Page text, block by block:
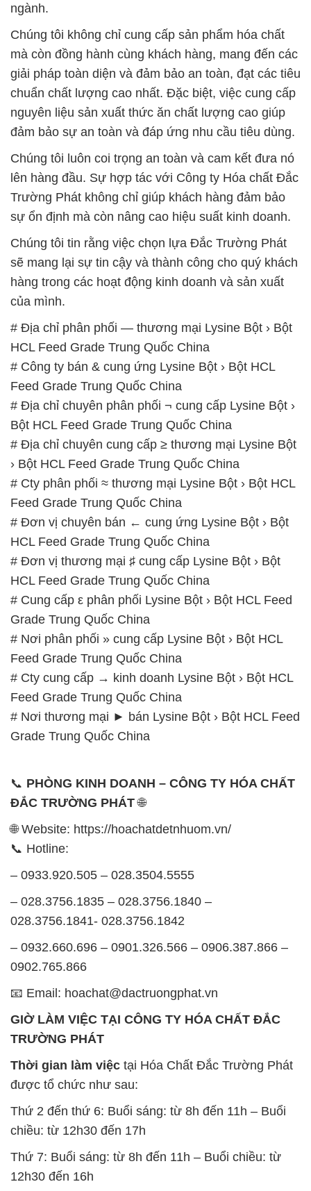
ngành.
Chúng tôi không chỉ cung cấp sản phẩm hóa chất
mà còn đồng hành cùng khách hàng, mang đến các
giải pháp toàn diện và đảm bảo an toàn, đạt các tiêu
chuẩn chất lượng cao nhất. Đặc biệt, việc cung cấp
nguyên liệu sản xuất thức ăn chất lượng cao giúp
đảm bảo sự an toàn và đáp ứng nhu cầu tiêu dùng.
Chúng tôi luôn coi trọng an toàn và cam kết đưa nó
lên hàng đầu. Sự hợp tác với Công ty Hóa chất Đắc
Trường Phát không chỉ giúp khách hàng đảm bảo
sự ổn định mà còn nâng cao hiệu suất kinh doanh.
Chúng tôi tin rằng việc chọn lựa Đắc Trường Phát
sẽ mang lại sự tin cậy và thành công cho quý khách
hàng trong các hoạt động kinh doanh và sản xuất
của mình.
# Địa chỉ phân phối — thương mại Lysine Bột › Bột
HCL Feed Grade Trung Quốc China
# Công ty bán & cung ứng Lysine Bột › Bột HCL
Feed Grade Trung Quốc China
# Địa chỉ chuyên phân phối ¬ cung cấp Lysine Bột ›
Bột HCL Feed Grade Trung Quốc China
# Địa chỉ chuyên cung cấp ≥ thương mại Lysine Bột
› Bột HCL Feed Grade Trung Quốc China
# Cty phân phối ≈ thương mại Lysine Bột › Bột HCL
Feed Grade Trung Quốc China
# Đơn vị chuyên bán ← cung ứng Lysine Bột › Bột
HCL Feed Grade Trung Quốc China
# Đơn vị thương mại ♯ cung cấp Lysine Bột › Bột
HCL Feed Grade Trung Quốc China
# Cung cấp ε phân phối Lysine Bột › Bột HCL Feed
Grade Trung Quốc China
# Nơi phân phối » cung cấp Lysine Bột › Bột HCL
Feed Grade Trung Quốc China
# Cty cung cấp → kinh doanh Lysine Bột › Bột HCL
Feed Grade Trung Quốc China
# Nơi thương mại ► bán Lysine Bột › Bột HCL Feed
Grade Trung Quốc China
📞 PHÒNG KINH DOANH – CÔNG TY HÓA CHẤT
ĐẮC TRƯỜNG PHÁT🌐
🌐 Website: https://hoachatdetnhuom.vn/
📞 Hotline:
– 0933.920.505 – 028.3504.5555
– 028.3756.1835 – 028.3756.1840 –
028.3756.1841- 028.3756.1842
– 0932.660.696 – 0901.326.566 – 0906.387.866 –
0902.765.866
📧 Email: hoachat@dactruongphat.vn
GIỜ LÀM VIỆC TẠI CÔNG TY HÓA CHẤT ĐẮC
TRƯỜNG PHÁT
Thời gian làm việc tại Hóa Chất Đắc Trường Phát
được tổ chức như sau:
Thứ 2 đến thứ 6: Buổi sáng: từ 8h đến 11h – Buổi
chiều: từ 12h30 đến 17h
Thứ 7: Buổi sáng: từ 8h đến 11h – Buổi chiều: từ
12h30 đến 16h